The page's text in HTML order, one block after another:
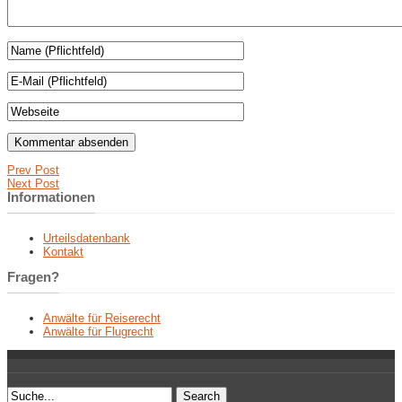
Prev Post
Next Post
Informationen
Urteilsdatenbank
Kontakt
Fragen?
Anwälte für Reiserecht
Anwälte für Flugrecht